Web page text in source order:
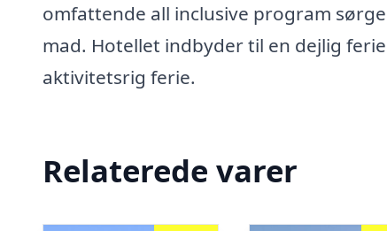
omfattende all inclusive program
mad. Hotellet indbyder til en dejlig
aktivitetsrig ferie.
Relaterede varer